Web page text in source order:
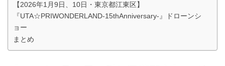
【2026年1月9日、10日・東京都江東区】
『UTA☆PRIWONDERLAND-15thAnniversary-』ドローンシ
ョー
まとめ